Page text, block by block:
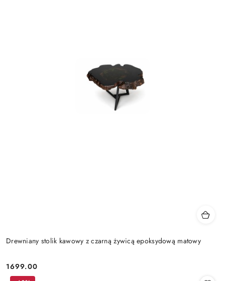
Drewniany stolik kawowy z czarną żywicą epoksydową matowy
Cena:
1699.00